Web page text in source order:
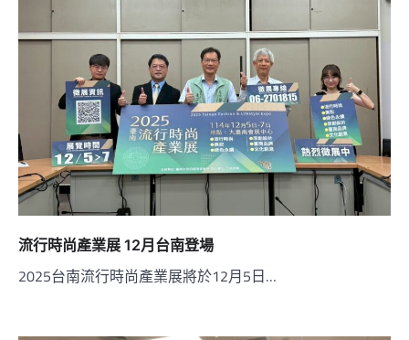
流行時尚產業展 12月台南登場
2025台南流行時尚產業展將於12月5日…